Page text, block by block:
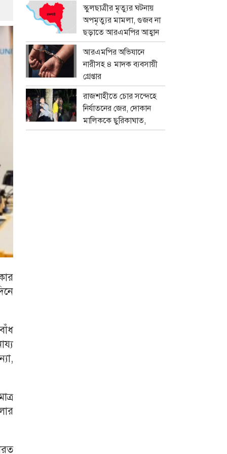
স্কুলছাত্রীর মৃত্যুর ঘটনায়
অপমৃত্যুর মামলা, গুজব না
ছড়াতে আরএমপির আহ্বান
আরএমপির অভিযানে
নারীসহ ৪ মাদক ব্যবসায়ী
গ্রেপ্তার
রাজশাহীতে চোর সন্দেহে
নির্যাতনের জের, দোকান
মালিককে ছুরিকাঘাত,
মামলা